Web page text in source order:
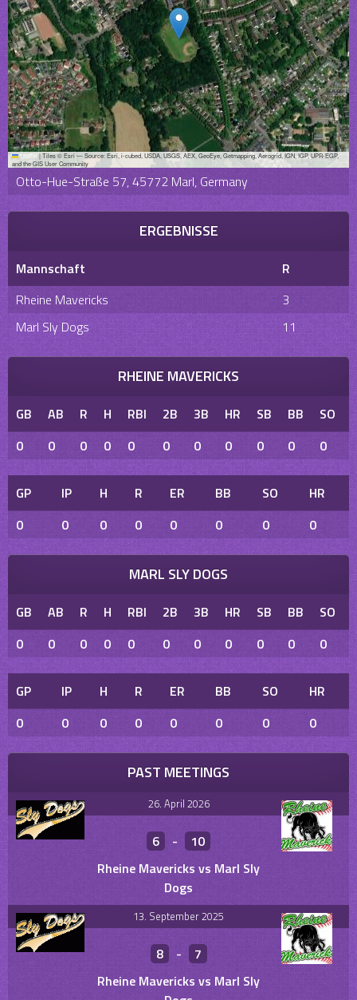
Leaflet |Tiles © Esri — Source: Esri, i-cubed, USDA, USGS, AEX, GeoEye, Getmapping, Aerogrid, IGN, IGP, UPR-EGP,
and the GIS User Community
Otto-Hue-Straße 57, 45772 Marl, Germany
ERGEBNISSE
Mannschaft
R
Rheine Mavericks
3
Marl Sly Dogs
11
RHEINE MAVERICKS
GB AB R H RBI 2B 3B HR SB BB SO
0
0 0 0 0 0 0 0 0 0 0
GP IP H R ER BB SO
HR
0
0 0 0 0 0 0 0
MARL SLY DOGS
GB AB R H RBI 2B 3B HR SB BB SO
0
0 0 0 0 0 0 0 0 0 0
GP IP H R ER BB SO
HR
0
0 0 0 0 0 0 0
PAST MEETINGS
26. April 2026
6 -
10
Rheine Mavericks vs Marl Sly
Dogs
13. September 2025
8 -
7
Rheine Mavericks vs Marl Sly